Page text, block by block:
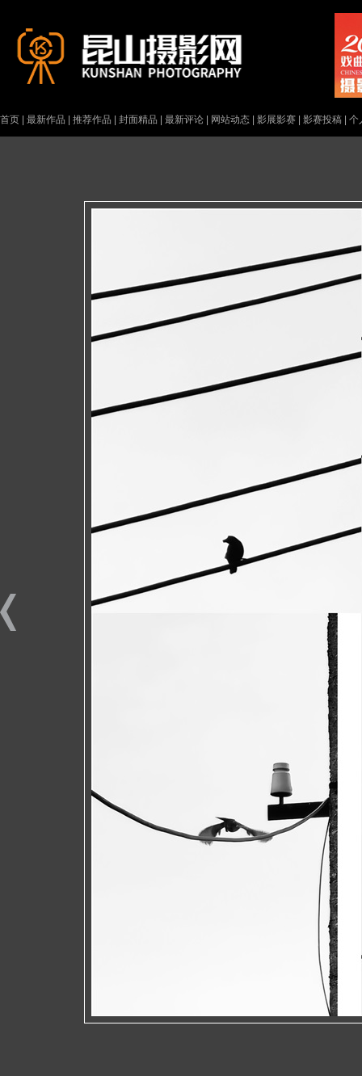
首页 最新作品 推荐作品 封面精品 最新评论 网站动态 影展影赛 影赛投稿 个